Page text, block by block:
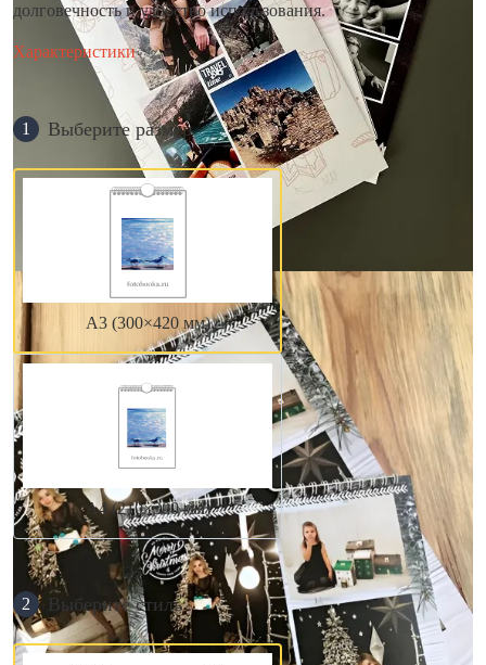
долговечность и удобство использования.
Характеристики
1 Выберите размер
А3 (300×420 мм)
А4 (210×300 мм)
2 Выберите стиль